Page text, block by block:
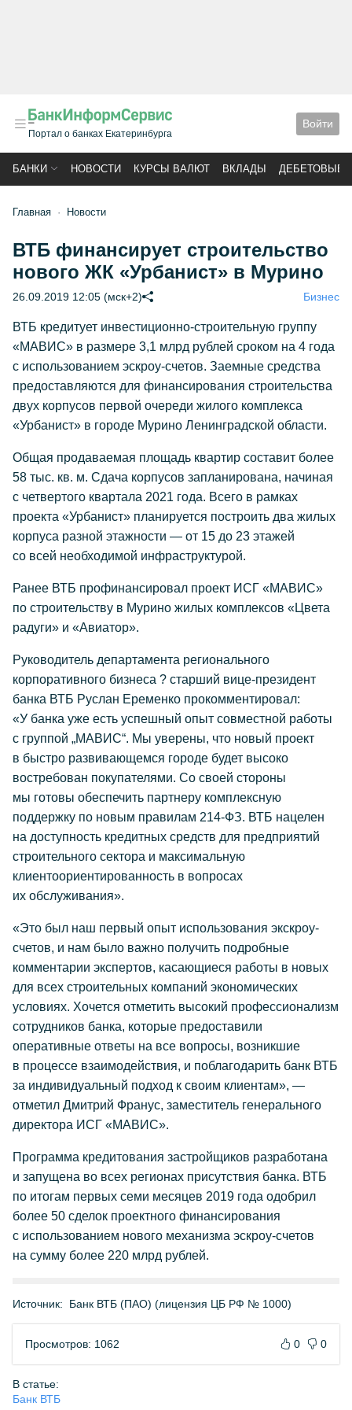
Портал о банках Екатеринбурга
Войти
БАНКИ НОВОСТИ КУРСЫ ВАЛЮТ ВКЛАДЫ ДЕБЕТОВЫЕ
Главная Новости
ВТБ финансирует строительство
нового ЖК «Урбанист» в Мурино
26.09.2019 12:05 (мск+2) Бизнес
ВТБ кредитует инвестиционно-строительную группу
«МАВИС» в размере 3,1 млрд рублей сроком на 4 года
с использованием эскроу-счетов. Заемные средства
предоставляются для финансирования строительства
двух корпусов первой очереди жилого комплекса
«Урбанист» в городе Мурино Ленинградской области.
Общая продаваемая площадь квартир составит более
58 тыс. кв. м. Сдача корпусов запланирована, начиная
с четвертого квартала 2021 года. Всего в рамках
проекта «Урбанист» планируется построить два жилых
корпуса разной этажности — от 15 до 23 этажей
со всей необходимой инфраструктурой.
Ранее ВТБ профинансировал проект ИСГ «МАВИС»
по строительству в Мурино жилых комплексов «Цвета
радуги» и «Авиатор».
Руководитель департамента регионального
корпоративного бизнеса ? старший вице-президент
банка ВТБ Руслан Еременко прокомментировал:
«У банка уже есть успешный опыт совместной работы
с группой „МАВИС“. Мы уверены, что новый проект
в быстро развивающемся городе будет высоко
востребован покупателями. Со своей стороны
мы готовы обеспечить партнеру комплексную
поддержку по новым правилам 214-ФЗ. ВТБ нацелен
на доступность кредитных средств для предприятий
строительного сектора и максимальную
клиентоориентированность в вопросах
их обслуживания».
«Это был наш первый опыт использования экскроу-
счетов, и нам было важно получить подробные
комментарии экспертов, касающиеся работы в новых
для всех строительных компаний экономических
условиях. Хочется отметить высокий профессионализм
сотрудников банка, которые предоставили
оперативные ответы на все вопросы, возникшие
в процессе взаимодействия, и поблагодарить банк ВТБ
за индивидуальный подход к своим клиентам», —
отметил Дмитрий Франус, заместитель генерального
директора ИСГ «МАВИС».
Программа кредитования застройщиков разработана
и запущена во всех регионах присутствия банка. ВТБ
по итогам первых семи месяцев 2019 года одобрил
более 50 сделок проектного финансирования
с использованием нового механизма эскроу-счетов
на сумму более 220 млрд рублей.
Источник: Банк ВТБ (ПАО) (лицензия ЦБ РФ № 1000)
Просмотров: 1062 0 0
В статье:
Банк ВТБ